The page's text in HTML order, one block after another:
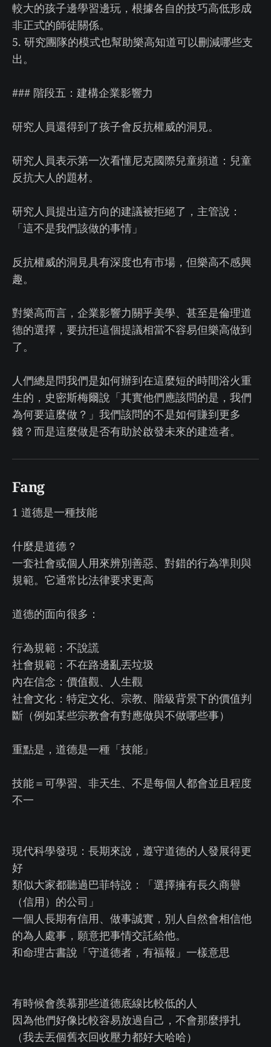
較大的孩子邊學習邊玩，根據各自的技巧高低形成
非正式的師徒關係。
5. 研究團隊的模式也幫助樂高知道可以刪減哪些支
出。
### 階段五：建構企業影響力
研究人員還得到了孩子會反抗權威的洞見。
研究人員表示第一次看懂尼克國際兒童頻道：兒童
反抗大人的題材。
研究人員提出這方向的建議被拒絕了，主管說：
「這不是我們該做的事情」
反抗權威的洞見具有深度也有市場，但樂高不感興
趣。
對樂高而言，企業影響力關乎美學、甚至是倫理道
德的選擇，要抗拒這個提議相當不容易但樂高做到
了。
人們總是問我們是如何辦到在這麼短的時間浴火重
生的，史密斯梅爾說「其實他們應該問的是，我們
為何要這麼做？」我們該問的不是如何賺到更多
錢？而是這麼做是否有助於啟發未來的建造者。
Fang
1 道德是一種技能
什麼是道德？
一套社會或個人用來辨別善惡、對錯的行為準則與
規範。它通常比法律要求更高
道德的面向很多：
行為規範：不說謊
社會規範：不在路邊亂丟垃圾
內在信念：價值觀、人生觀
社會文化：特定文化、宗教、階級背景下的價值判
斷（例如某些宗教會有對應做與不做哪些事）
重點是，道德是一種「技能」
技能＝可學習、非天生、不是每個人都會並且程度
不一
現代科學發現：長期來說，遵守道德的人發展得更
好
類似大家都聽過巴菲特說：「選擇擁有長久商譽
（信用）的公司」
一個人長期有信用、做事誠實，別人自然會相信他
的為人處事，願意把事情交託給他。
和命理古書說「守道德者，有福報」一樣意思
有時候會羨慕那些道德底線比較低的人
因為他們好像比較容易放過自己，不會那麼掙扎
（我去丟個舊衣回收壓力都好大哈哈）